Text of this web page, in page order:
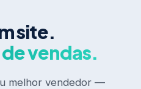
site.
vendas.
melhor vendedor —